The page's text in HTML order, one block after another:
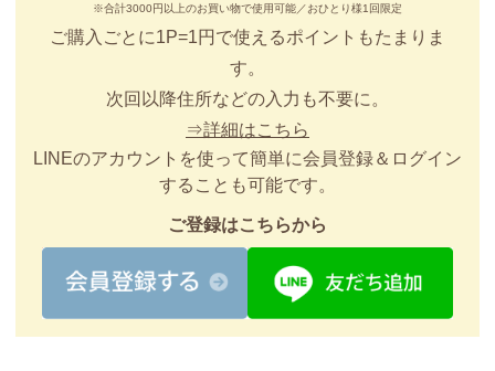
※合計3000円以上のお買い物で使用可能／おひとり様1回限定
ご購入ごとに1P=1円で使えるポイントもたまりま
す。
次回以降住所などの入力も不要に。
⇒詳細はこちら
LINEのアカウントを使って簡単に会員登録＆ログイン
することも可能です。
ご登録はこちらから